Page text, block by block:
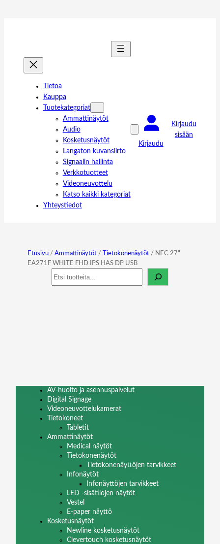
Tietoa
Kauppa
Tuotekategoriat
Ammattinäytöt
Audio
Kosketusnäytöt
Langaton kuvansiirto
Signaalin hallinta
Verkkotuotteet
Videoneuvottelu
Katso kaikki kategoriat
Yhteystiedot
Kirjaudu
Kirjaudu
sisään
Etusivu / Ammattinäytöt / Tietokonenäytöt / NEC 27"
EA271F WHITE FHD IPS HAS DP USB
Haku
AV-huolto ja asennuspalvelut
Digital Signage
Videoneuvottelukamerat
Tietokoneet
Tabletit
Ammattinäytöt
Medical näytöt
Tietokonenäytöt
Tietokonenäyttöjen tarvikkeet
Infonäytöt
Infonäyttöjen tarvikkeet
LED -sisätilojen näytöt
Vestel
E-paper näyttö
Kosketusnäytöt
Newline kosketusnäytöt
Clevertouch kosketusnäytöt